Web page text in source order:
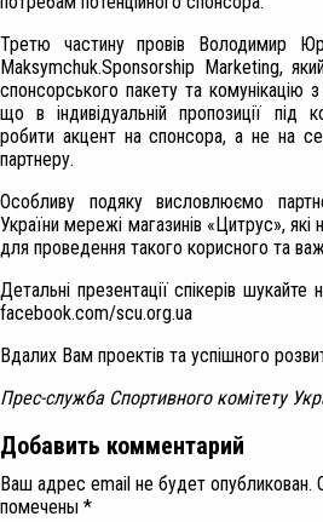
Третю частину провів Володимир
Maksymchuk.Sponsorship Marketing,
спонсорського пакету та комунікацію
що в індивідуальній пропозиції під
робити акцент на спонсора, а не на
партнеру.
Особливу подяку висловлюємо
України мережі магазинів «Цитрус»,
для проведення такого корисного та
Детальні презентації спікерів шукайте
facebook.com/scu.org.ua
Вдалих Вам проектів та успішного
Прес-служба Спортивного комітету
Добавить комментарий
Ваш адрес email не будет опубликован.
помечены *